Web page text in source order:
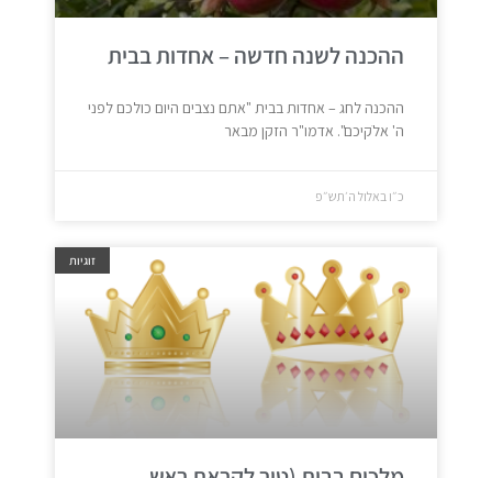
ההכנה לשנה חדשה – אחדות בבית
ההכנה לחג – אחדות בבית "אתם נצבים היום כולכם לפני
ה' אלֹקיכם". אדמו"ר הזקן מבאר
כ״ו באלול ה׳תש״פ
זוגיות